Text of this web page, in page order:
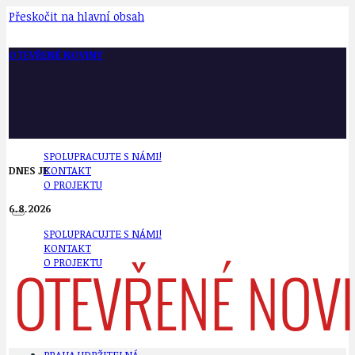
Přeskočit na hlavní obsah
OTEVŘENÉ NOVINY
SPOLUPRACUJTE S NÁMI!
KONTAKT
O PROJEKTU
SPOLUPRACUJTE S NÁMI!
KONTAKT
O PROJEKTU
DNES JE
6.8.2026